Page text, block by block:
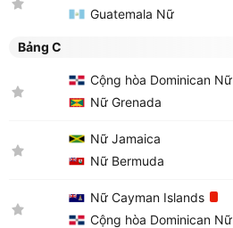
Guatemala Nữ
Bảng C
Cộng hòa Dominican Nữ
Nữ Grenada
Nữ Jamaica
Nữ Bermuda
Nữ Cayman Islands
Cộng hòa Dominican Nữ